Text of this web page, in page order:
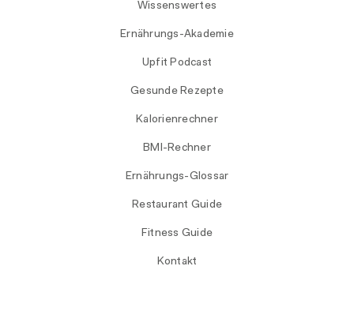
Wissenswertes
Ernährungs-Akademie
Upfit Podcast
Gesunde Rezepte
Kalorienrechner
BMI-Rechner
Ernährungs-Glossar
Restaurant Guide
Fitness Guide
Kontakt